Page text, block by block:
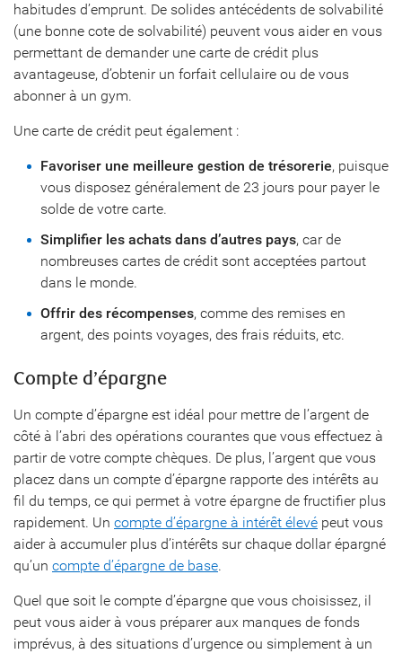
habitudes d’emprunt. De solides antécédents de solvabilité
(une bonne cote de solvabilité) peuvent vous aider en vous
permettant de demander une carte de crédit plus
avantageuse, d’obtenir un forfait cellulaire ou de vous
abonner à un gym.
Une carte de crédit peut également :
Favoriser une meilleure gestion de trésorerie, puisque
vous disposez généralement de 23 jours pour payer le
solde de votre carte.
Simplifier les achats dans d’autres pays, car de
nombreuses cartes de crédit sont acceptées partout
dans le monde.
Offrir des récompenses, comme des remises en
argent, des points voyages, des frais réduits, etc.
Compte d’épargne
Un compte d’épargne est idéal pour mettre de l’argent de
côté à l’abri des opérations courantes que vous effectuez à
partir de votre compte chèques. De plus, l’argent que vous
placez dans un compte d’épargne rapporte des intérêts au
fil du temps, ce qui permet à votre épargne de fructifier plus
rapidement. Un compte d’épargne à intérêt élevé peut vous
aider à accumuler plus d’intérêts sur chaque dollar épargné
qu’un compte d’épargne de base.
Quel que soit le compte d’épargne que vous choisissez, il
peut vous aider à vous préparer aux manques de fonds
imprévus, à des situations d’urgence ou simplement à un